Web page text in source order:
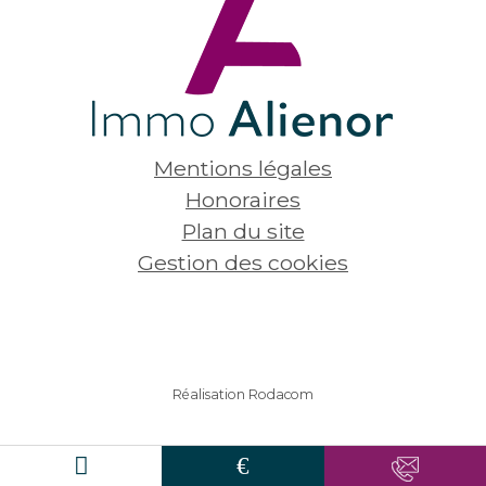
Mentions légales
Honoraires
Plan du site
Gestion des cookies
Réalisation Rodacom